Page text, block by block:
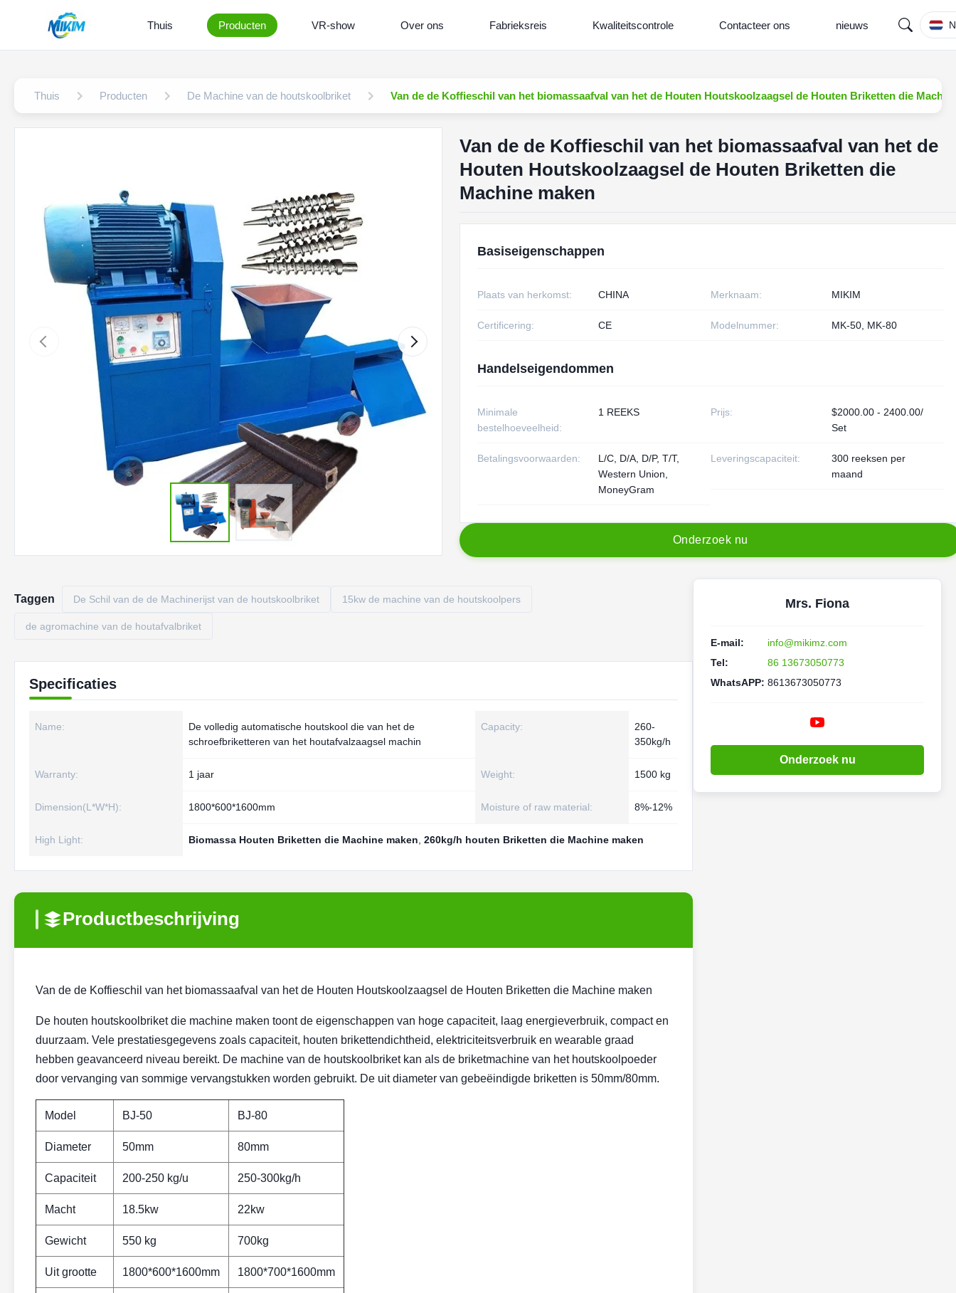
Thuis Producten VR-show Over ons Fabrieksreis Kwaliteitscontrole Contacteer ons nieuws
Thuis Producten De Machine van de houtskoolbriket Van de de Koffieschil van het biomassaafval van het de Houten Houtskoolzaagsel de Houten Briketten die
Van de de Koffieschil van het biomassaafval van het de
Houten Houtskoolzaagsel de Houten Briketten die
Machine maken
Basiseigenschappen
Plaats van herkomst: CHINA Merknaam: MIKIM
Certificering: CE Modelnummer: MK-50, MK-80
Handelseigendommen
Minimale
bestelhoeveelheid:
1 REEKS Prijs:
$2000.00 - 2400.00/
Set
Betalingsvoorwaarden:
L/C, D/A, D/P, T/T,
Western Union,
MoneyGram
Leveringscapaciteit:
300 reeksen per
maand
Onderzoek nu
Taggen De Schil van de de Machinerijst van de houtskoolbriket 15kw de machine van de houtskoolpers
de agromachine van de houtafvalbriket
Specificaties
Name:
De volledig automatische houtskool die van het de
schroefbriketteren van het houtafvalzaagsel machin
Capacity:
260-
350kg/h
Warranty: 1 jaar Weight: 1500 kg
Dimension(L*W*H): 1800*600*1600mm Moisture of raw material: 8%-12%
High Light: Biomassa Houten Briketten die Machine maken 260kg/h houten Briketten die Machine maken
Productbeschrijving
Van de de Koffieschil van het biomassaafval van het de Houten Houtskoolzaagsel de Houten Briketten die Machine maken
De houten houtskoolbriket die machine maken toont de eigenschappen van hoge capaciteit, laag energieverbruik, compact en
duurzaam. Vele prestatiesgegevens zoals capaciteit, houten brikettendichtheid, elektriciteitsverbruik en wearable graad
hebben geavanceerd niveau bereikt. De machine van de houtskoolbriket kan als de briketmachine van het houtskoolpoeder
door vervanging van sommige vervangstukken worden gebruikt. De uit diameter van gebeëindigde briketten is 50mm/80mm.
Model BJ-50 BJ-80
Diameter 50mm 80mm
Capaciteit 200-250 kg/u 250-300kg/h
Macht 18.5kw 22kw
Gewicht 550 kg 700kg
Uit grootte 1800*600*1600mm 1800*700*1600mm
Mrs. Fiona
E-mail:
info@mikimz.com
Tel:
86 13673050773
WhatsAPP: 8613673050773
Onderzoek nu